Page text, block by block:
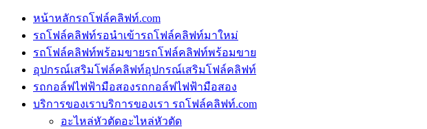
หน้าหลักรถโฟล์คลิฟท์.com
รถโฟล์คลิฟท์รอนำเข้ารถโฟล์คลิฟท์มาใหม่
รถโฟล์คลิฟท์พร้อมขายรถโฟล์คลิฟท์พร้อมขาย
อุปกรณ์เสริมโฟล์คลิฟท์อุปกรณ์เสริมโฟล์คลิฟท์
รถกอล์ฟไฟฟ้ามือสองรถกอล์ฟไฟฟ้ามือสอง
บริการของเราบริการของเรา รถโฟล์คลิฟท์.com
อะไหล่หัวตัดอะไหล่หัวตัด